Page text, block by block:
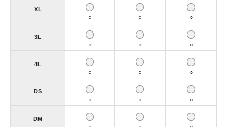
XL
○
○ ○
3L
○
○ ○
4L
○
○ ○
DS
○
○ ○
DM